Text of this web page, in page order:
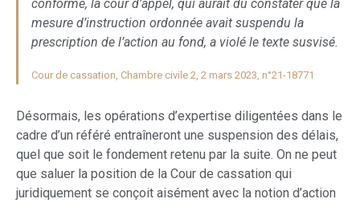
conforme, la cour d’appel, qui aurait dû constater que la
mesure d’instruction ordonnée avait suspendu la
prescription de l’action au fond, a violé le texte susvisé.
Cour de cassation, Chambre civile 2, 2 mars 2023, n°21-18771
Désormais, les opérations d’expertise diligentées dans le
cadre d’un référé entraîneront une suspension des délais,
quel que soit le fondement retenu par la suite. On ne peut
que saluer la position de la Cour de cassation qui
juridiquement se conçoit aisément avec la notion d’action